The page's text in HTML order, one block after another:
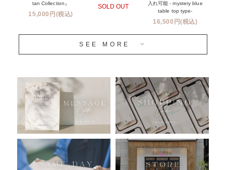
姉妹店＆関連ショップについて
安心のチャビーバルーン
おすすめ商品
バルーン自動販売機
浮くバルーンオーダーメイド - coming soonn -
卓上バルーンオーダーメイド
ムーンリットバルーンについて
tan Collection』
15,000円(税込)
SOLD OUT
入れ可能 - mystery blue
table top type-
16,500円(税込)
SEE MORE